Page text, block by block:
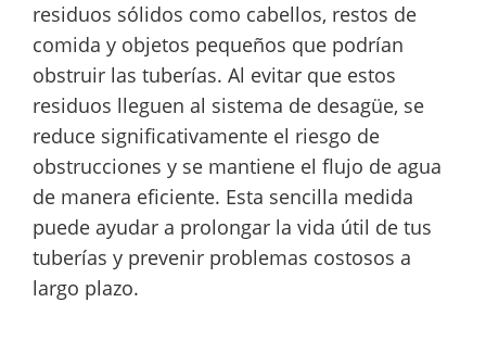
residuos sólidos como cabellos, restos de
comida y objetos pequeños que podrían
obstruir las tuberías. Al evitar que estos
residuos lleguen al sistema de desagüe, se
reduce significativamente el riesgo de
obstrucciones y se mantiene el flujo de agua
de manera eficiente. Esta sencilla medida
puede ayudar a prolongar la vida útil de tus
tuberías y prevenir problemas costosos a
largo plazo.